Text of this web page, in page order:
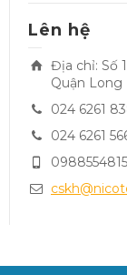
Lên hệ
Địa chỉ: Số
Quận Long
024 6261
024 6261
0988554815